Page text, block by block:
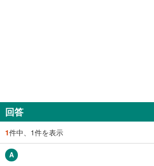
回答
1件中、1件を表示